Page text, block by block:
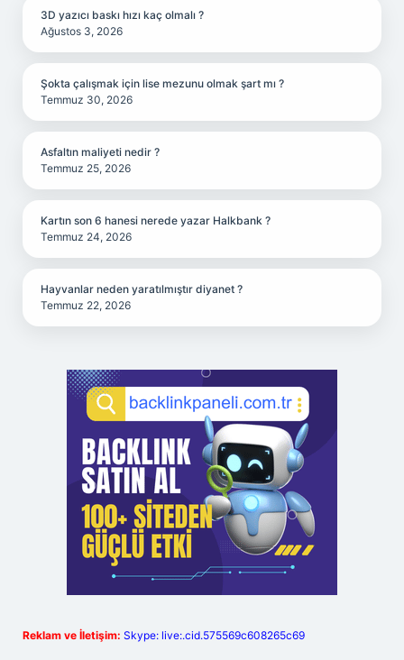
3D yazıcı baskı hızı kaç olmalı ?
Ağustos 3, 2026
Şokta çalışmak için lise mezunu olmak şart mı ?
Temmuz 30, 2026
Asfaltın maliyeti nedir ?
Temmuz 25, 2026
Kartın son 6 hanesi nerede yazar Halkbank ?
Temmuz 24, 2026
Hayvanlar neden yaratılmıştır diyanet ?
Temmuz 22, 2026
Reklam ve İletişim: Skype: live:.cid.575569c608265c69